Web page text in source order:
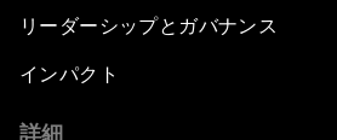
リーダーシップとガバナンス
インパクト
詳細